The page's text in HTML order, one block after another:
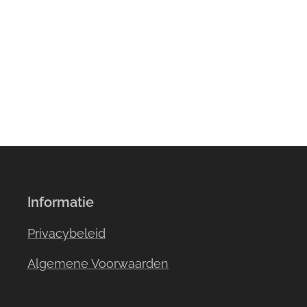
Informatie
Privacybeleid
Algemene Voorwaarden